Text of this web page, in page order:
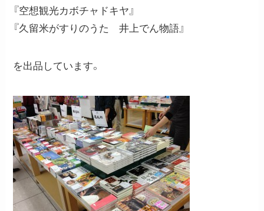
『空想観光カボチャドキヤ』
『久留米がすりのうた 井上でん物語』
を出品しています。